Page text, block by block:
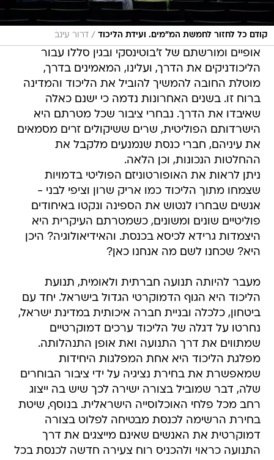
קודם כל לחזור לחמשת המ"מים. ועידת הליכוד / דרור עינב
אופיים ומורשתם של ז'בוטינסקי ובגין סללו עבור
הליכודניקים את הדרך, ועלינו, המאמינים בדרך,
מוטלת החובה להמשיך להוביל את הליכוד והמדינה
ברוח זו. בשנים האחרונות נדמה כי ישנם כאלה
שאיבדו את הדרך. נבחרי ציבור שכל מטרתם היא
הישרדותם הפוליטית, שרים ששיקולים זרים מסמאים
את עיניהם, חברי כנסת שנמנעים מלקבל את
ההחלטות הנכונות, וכן הלאה.
ניתן לראות את האופורטוניזם הפוליטי בדמויות
שצמחו מתוך הליכוד כמו אריק שרון וציפי לבני -
אנשים שבחרו לנטוש את הספינה ונקטו באיחודים
פוליטיים שונים ומשונים, כשמטרתם העיקרית היא
היצמדות גרידא לכיסא בכנסת. והאידיאולוגיה? היכן
היא? שכחנו לשם מה אנחנו כאן?
מעבר להיותה תנועה חברתית ולאומית, תנועת
הליכוד היא הגוף הדמוקרטי הגדול בישראל. יחד עם
ביטחון, כלכלה ובניית חברה איכותית במדינת ישראל,
נחרטו על דגלה של הליכוד ערכים דמוקרטיים
שמתווים את דרך התנועה ואת אופן התנהלותה.
מפלגת הליכוד היא אחת המפלגות היחידות
שמאפשרת את בחירת נציגיה על ידי ציבור הבוחרים
שלה, דבר שמוביל בצורה ישירה לכך שיש בה ייצוג
רחב מכל פלחי האוכלוסייה הישראלית. בנוסף, שיטת
בחירת הרשימה לכנסת מבטיחה לפלוט בצורה
דמוקרטית את האנשים שאינם מייצגים את דרך
התנועה כראוי ולהכניס רוח צעירה חדשה לכנסת בכל